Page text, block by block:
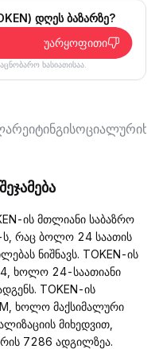
დღეს ბაზარზე?
უარყოფითი
ხასიათისაა.
რეიტინგისოციალური
ის მთლიანი საბაზრო
ს, რაც ბოლო 24 საათის
ნიშნავს. TOKEN-ის
ხოლო 24-საათიანი
TOKEN-ის
ხოლო მაქსიმალური
მიხედვით,
7286 ადგილზეა.